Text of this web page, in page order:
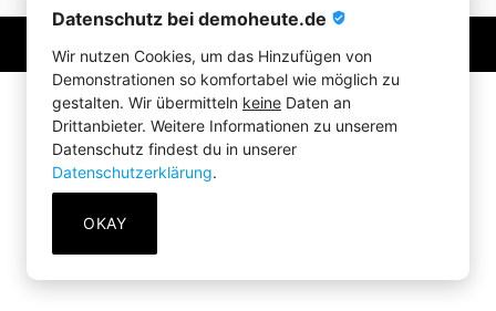
Datenschutz bei demoheute.de verified_user
Wir nutzen Cookies, um das Hinzufügen von
Demonstrationen so komfortabel wie möglich zu
gestalten. Wir übermitteln keine Daten an
Drittanbieter. Weitere Informationen zu unserem
Datenschutz findest du in unserer
Datenschutzerklärung.
OKAY